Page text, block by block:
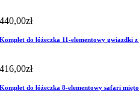
440,00zł
Komplet do łóżeczka 11-elementowy gwiazdki
416,00zł
Komplet do łóżeczka 8-elementowy safari